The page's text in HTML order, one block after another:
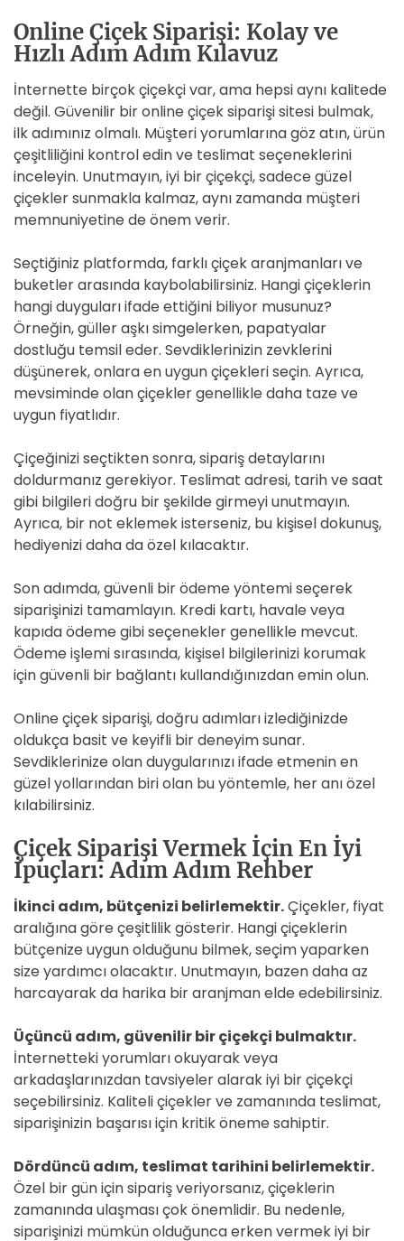
Online Çiçek Siparişi: Kolay ve
Hızlı Adım Adım Kılavuz
İnternette birçok çiçekçi var, ama hepsi aynı kalitede
değil. Güvenilir bir online çiçek siparişi sitesi bulmak,
ilk adımınız olmalı. Müşteri yorumlarına göz atın, ürün
çeşitliliğini kontrol edin ve teslimat seçeneklerini
inceleyin. Unutmayın, iyi bir çiçekçi, sadece güzel
çiçekler sunmakla kalmaz, aynı zamanda müşteri
memnuniyetine de önem verir.
Seçtiğiniz platformda, farklı çiçek aranjmanları ve
buketler arasında kaybolabilirsiniz. Hangi çiçeklerin
hangi duyguları ifade ettiğini biliyor musunuz?
Örneğin, güller aşkı simgelerken, papatyalar
dostluğu temsil eder. Sevdiklerinizin zevklerini
düşünerek, onlara en uygun çiçekleri seçin. Ayrıca,
mevsiminde olan çiçekler genellikle daha taze ve
uygun fiyatlıdır.
Çiçeğinizi seçtikten sonra, sipariş detaylarını
doldurmanız gerekiyor. Teslimat adresi, tarih ve saat
gibi bilgileri doğru bir şekilde girmeyi unutmayın.
Ayrıca, bir not eklemek isterseniz, bu kişisel dokunuş,
hediyenizi daha da özel kılacaktır.
Son adımda, güvenli bir ödeme yöntemi seçerek
siparişinizi tamamlayın. Kredi kartı, havale veya
kapıda ödeme gibi seçenekler genellikle mevcut.
Ödeme işlemi sırasında, kişisel bilgilerinizi korumak
için güvenli bir bağlantı kullandığınızdan emin olun.
Online çiçek siparişi, doğru adımları izlediğinizde
oldukça basit ve keyifli bir deneyim sunar.
Sevdiklerinize olan duygularınızı ifade etmenin en
güzel yollarından biri olan bu yöntemle, her anı özel
kılabilirsiniz.
Çiçek Siparişi Vermek İçin En İyi
İpuçları: Adım Adım Rehber
İkinci adım, bütçenizi belirlemektir.Çiçekler, fiyat
aralığına göre çeşitlilik gösterir. Hangi çiçeklerin
bütçenize uygun olduğunu bilmek, seçim yaparken
size yardımcı olacaktır. Unutmayın, bazen daha az
harcayarak da harika bir aranjman elde edebilirsiniz.
Üçüncü adım, güvenilir bir çiçekçi bulmaktır.
İnternetteki yorumları okuyarak veya
arkadaşlarınızdan tavsiyeler alarak iyi bir çiçekçi
seçebilirsiniz. Kaliteli çiçekler ve zamanında teslimat,
siparişinizin başarısı için kritik öneme sahiptir.
Dördüncü adım, teslimat tarihini belirlemektir.
Özel bir gün için sipariş veriyorsanız, çiçeklerin
zamanında ulaşması çok önemlidir. Bu nedenle,
siparişinizi mümkün olduğunca erken vermek iyi bir